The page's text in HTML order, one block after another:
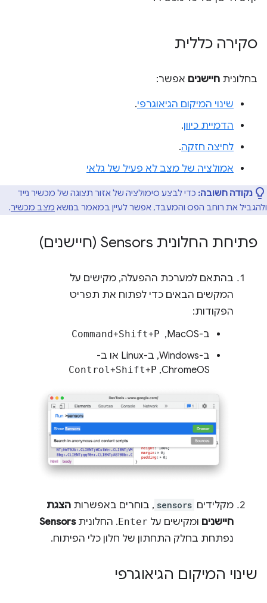
סקירה כללית
בחלונית חיישנים אפשר:
שינוי המיקום הגיאוגרפי.
הדמיית כיוון.
לחיצה חזקה.
אמולציה של מצב לא פעיל של גלאי
נקודה חשובה: כדי לבצע סימולציה של אזור תצוגה של מכשיר נייד
ולהגביל את רוחב הפס והמעבד, אפשר לעיין במאמר בנושא מצב מכשיר.
פתיחת החלונית Sensors (חיישנים)
בהתאם למערכת ההפעלה, מקישים על
המקשים הבאים כדי לפתוח את תפריט
הפקודות:
ב-MacOS, ‏
Command+Shift+P
ב-Windows, ב-Linux או ב-
ChromeOS,‏
Control+Shift+P
מקלידים sensors , בוחרים באפשרות הצגת
חיישנים ומקישים על Enter. החלוניתSensors
נפתחת בחלק התחתון של חלון כלי הפיתוח.
שינוי המיקום הגיאוגרפי